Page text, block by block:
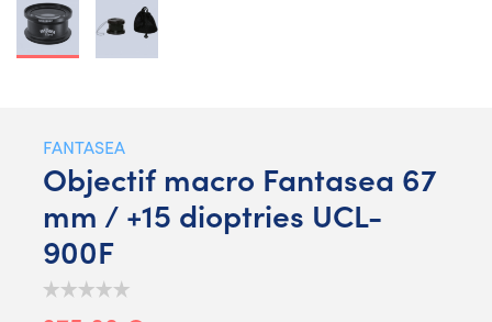
FANTASEA
Objectif macro Fantasea 67
mm / +15 dioptries UCL-
900F